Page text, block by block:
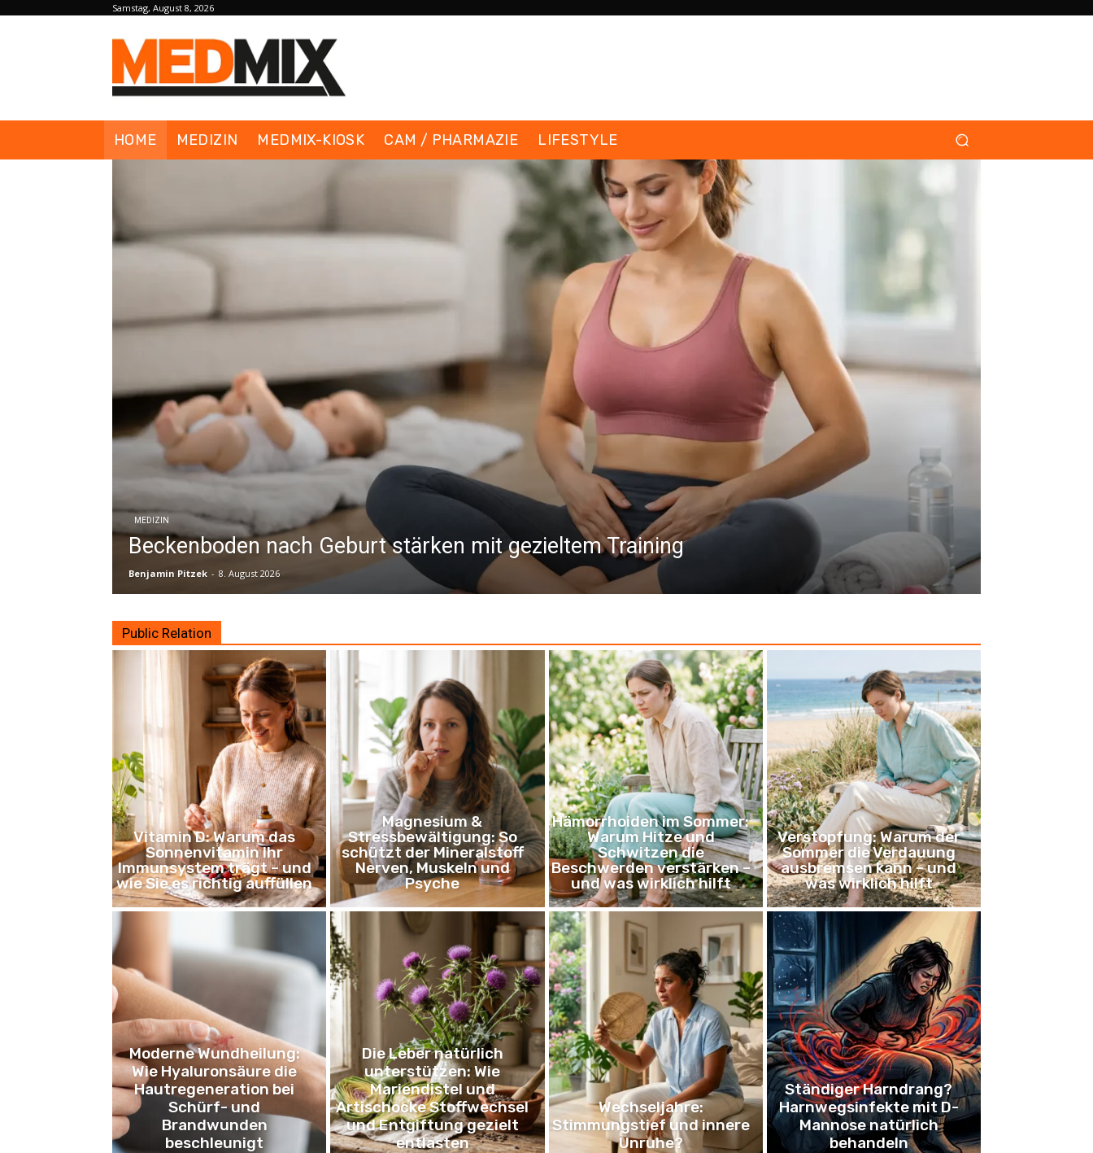
Samstag, August 8, 2026
HOME MEDIZIN MEDMIX-KIOSK CAM / PHARMAZIE LIFESTYLE
MEDIZIN
Beckenboden nach Geburt stärken mit gezieltem Training
Benjamin Pitzek - 8. August 2026
Public Relation
Vitamin D: Warum das
Sonnenvitamin Ihr
Immunsystem trägt – und
wie Sie es richtig auffüllen
Magnesium &
Stressbewältigung: So
schützt der Mineralstoff
Nerven, Muskeln und
Psyche
Hämorrhoiden im Sommer:
Warum Hitze und
Schwitzen die
Beschwerden verstärken –
und was wirklich hilft
Verstopfung: Warum der
Sommer die Verdauung
ausbremsen kann – und
was wirklich hilft
Moderne Wundheilung:
Wie Hyaluronsäure die
Hautregeneration bei
Schürf- und
Brandwunden
beschleunigt
Die Leber natürlich
unterstützen: Wie
Mariendistel und
Artischocke Stoffwechsel
und Entgiftung gezielt
entlasten
Wechseljahre:
Stimmungstief und innere
Unruhe?
Ständiger Harndrang?
Harnwegsinfekte mit D-
Mannose natürlich
behandeln